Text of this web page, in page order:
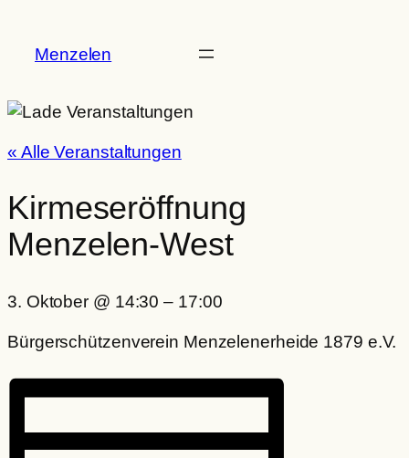
Menzelen
« Alle Veranstaltungen
Kirmeseröffnung
Menzelen-West
3. Oktober @ 14:30– 17:00
Bürgerschützenverein Menzelenerheide 1879 e.V.